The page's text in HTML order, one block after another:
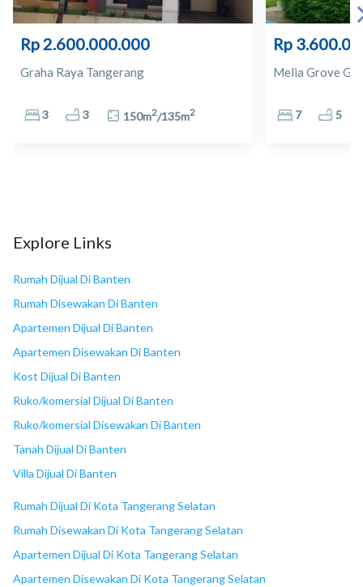
12 Giant
13 Apotek Century Pharma
18 Mall Alam Sutera
Rp 2.600.000.000
Graha Raya Tangerang
3 3 150m2/135m2
Rp
Melia Grove
7 5
Explore Links
Rumah Dijual Di Banten
Rumah Disewakan Di Banten
Apartemen Dijual Di Banten
Apartemen Disewakan Di Banten
Kost Dijual Di Banten
Ruko/komersial Dijual Di Banten
Ruko/komersial Disewakan Di Banten
Tanah Dijual Di Banten
Villa Dijual Di Banten
Rumah Dijual Di Kota Tangerang Selatan
Rumah Disewakan Di Kota Tangerang Selatan
Apartemen Dijual Di Kota Tangerang Selatan
Apartemen Disewakan Di Kota Tangerang Selatan